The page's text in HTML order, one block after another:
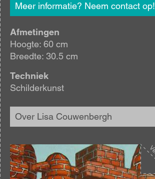
Meer informatie? Neem contact op!
Afmetingen
Hoogte: 60 cm
Breedte: 30.5 cm
Techniek
Schilderkunst
Over Lisa Couwenbergh
Afbeelding